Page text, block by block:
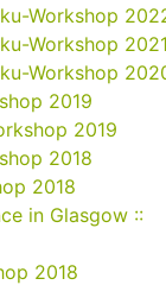
Workshop
Workshop
Workshop
2019
2019
2018
2018
in Glasgow ::
2018